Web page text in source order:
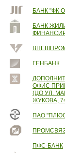
БАНК "ФК
БАНК
ГЕНБАНК
ОФИС
(ЦО УЛ.
ЖУКОВА,
ПАО
ПФС-БАНК